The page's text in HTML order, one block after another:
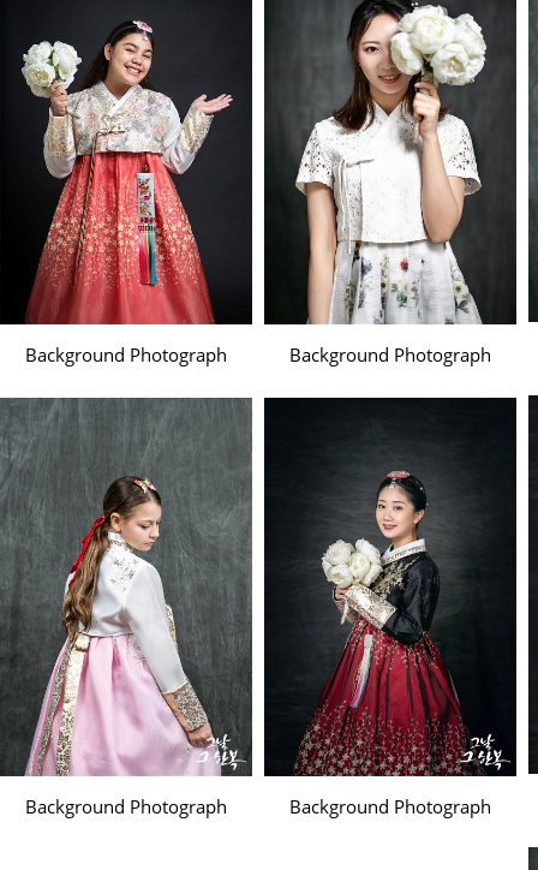
Background Photograph Background Photograph
Background Photograph Background Photograph